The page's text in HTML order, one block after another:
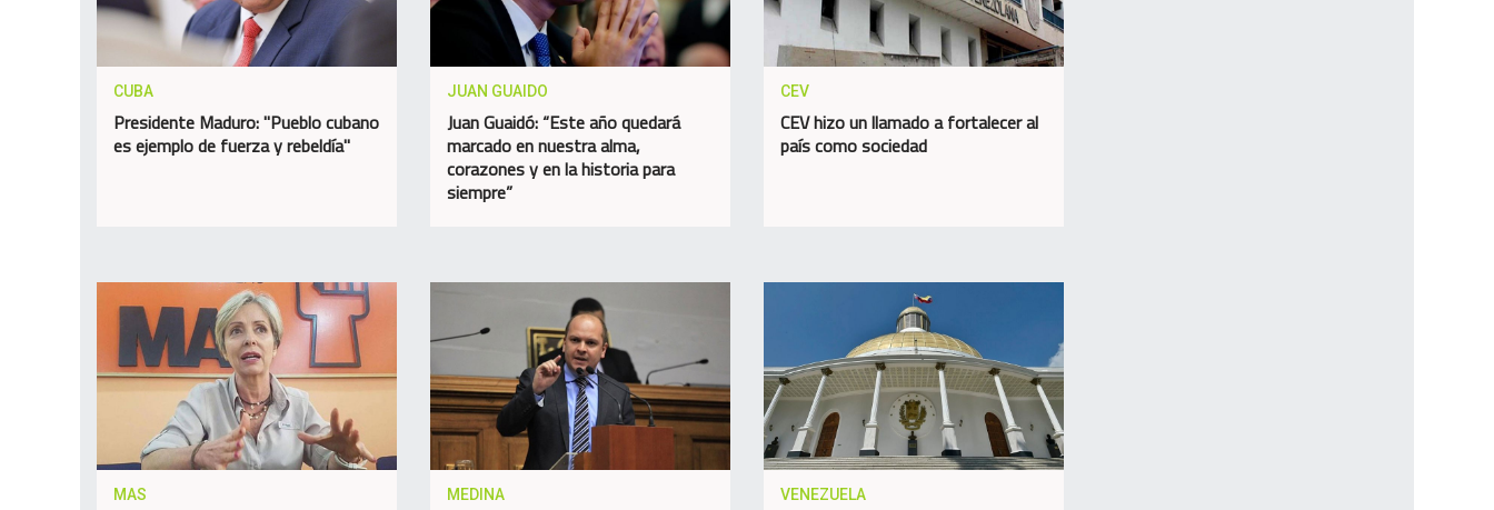
CUBA
Presidente Maduro: "Pueblo cubano
es ejemplo de fuerza y rebeldía"
JUAN GUAIDO
Juan Guaidó: “Este año quedará
marcado en nuestra alma,
corazones y en la historia para
siempre”
CEV
CEV hizo un llamado a fortalecer al
país como sociedad
MAS MEDINA VENEZUELA